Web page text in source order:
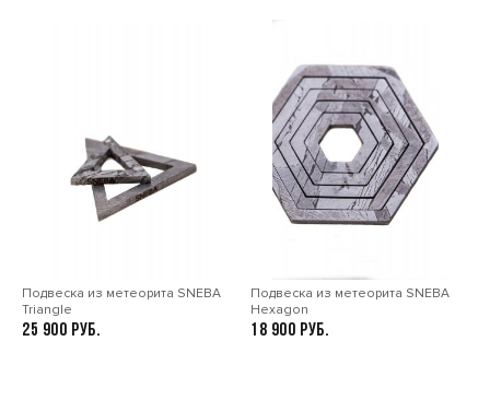
Подвеска из метеорита SNEBA
Triangle
25 900
Подвеска из метеорита SNEBA
Hexagon
18 900